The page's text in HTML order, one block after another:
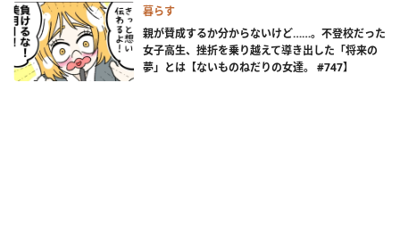
暮らす
親が賛成するか分からないけど……。不登校だった
女子高生、挫折を乗り越えて導き出した「将来の
夢」とは【ないものねだりの女達。 #747】